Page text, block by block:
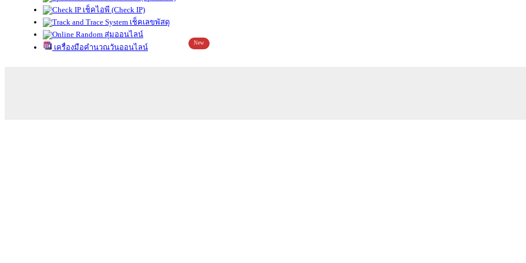
เช็คไอพี (Check IP)
เช็คเลขพัสดุ
สุ่มออนไลน์
เครื่องมือคำนวณวันออนไลน์
New